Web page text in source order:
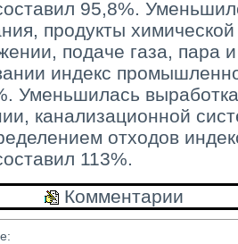
95,8%.
продукты
подаче газа, пара
индекс
Уменьшилась
канализационной
отходов
113%.
Комментарии